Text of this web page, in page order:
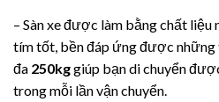
– Sàn xe được làm bằng chất
tím tốt, bền đáp ứng được
đa 250kggiúp bạn di chuyển
trong mỗi lần vận chuyển.